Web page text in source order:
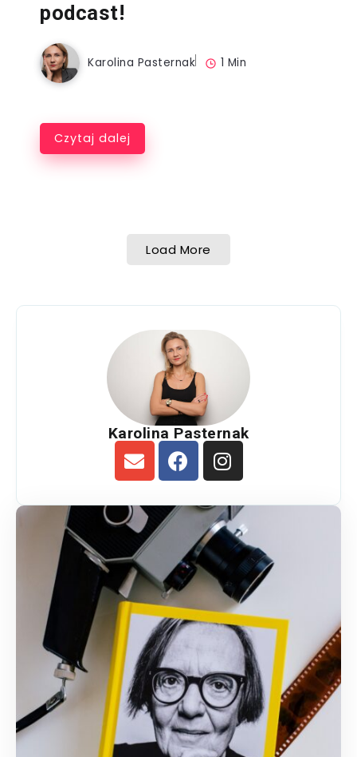
podcast!
Karolina Pasternak 1 Min
Czytaj dalej
Load More
Karolina Pasternak